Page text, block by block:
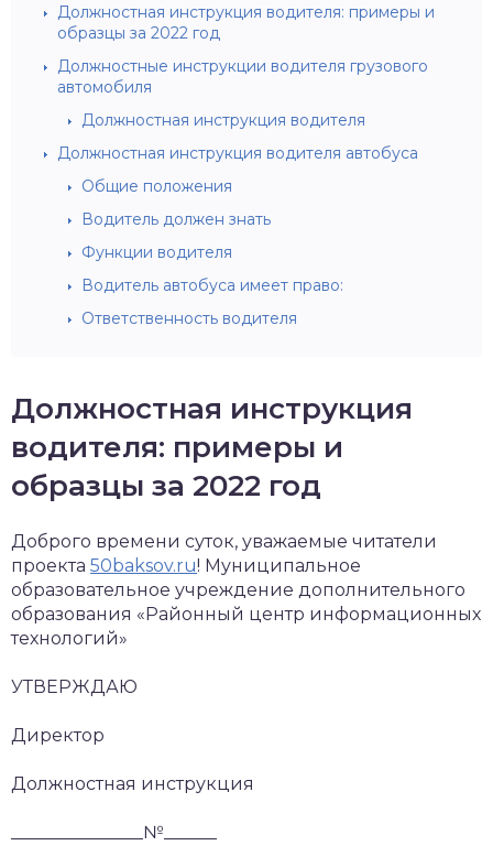
Должностная инструкция водителя: примеры и
образцы за 2022 год
Должностные инструкции водителя грузового
автомобиля
Должностная инструкция водителя
Должностная инструкция водителя автобуса
Общие положения
Водитель должен знать
Функции водителя
Водитель автобуса имеет право:
Ответственность водителя
Должностная инструкция
водителя: примеры и
образцы за 2022 год
Доброго времени суток, уважаемые читатели
проекта 50baksov.ru! Муниципальное
образовательное учреждение дополнительного
образования «Районный центр информационных
технологий»
УТВЕРЖДАЮ
Директор
Должностная инструкция
_______________№______